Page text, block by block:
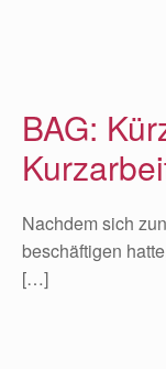
BAG:
Nachdem sich
beschäftigen
[…]